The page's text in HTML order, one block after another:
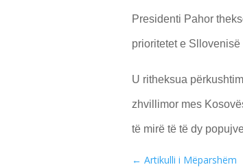
Presidenti Pahor
prioritetet e
U ritheksua
zhvillimor mes
të mirë të të dy
← Artikulli i Mëparshëm